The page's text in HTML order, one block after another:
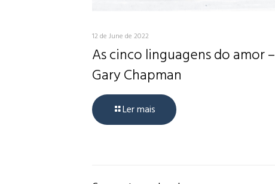
12 de June de 2022
As cinco linguagens do amor –
Gary Chapman
Ler mais